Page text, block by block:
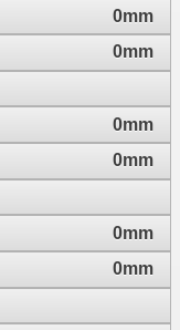
0mm
0mm
0mm
0mm
0mm
0mm